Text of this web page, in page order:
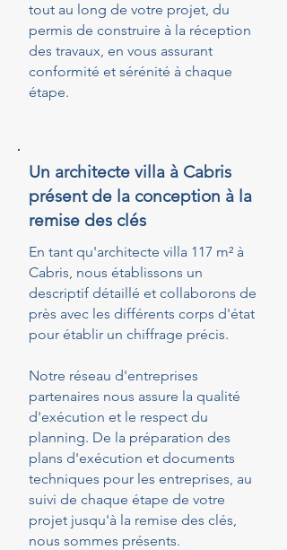
tout au long de votre projet, du
permis de construire à la réception
des travaux, en vous assurant
conformité et sérénité à chaque
étape.
Un architecte villa à Cabris
présent de la conception à la
remise des clés
En tant qu'architecte villa 117 m² à
Cabris, nous établissons un
descriptif détaillé et collaborons de
près avec les différents corps d'état
pour établir un chiffrage précis.
Notre réseau d'entreprises
partenaires nous assure la qualité
d'exécution et le respect du
planning. De la préparation des
plans d'exécution et documents
techniques pour les entreprises, au
suivi de chaque étape de votre
projet jusqu'à la remise des clés,
nous sommes présents.